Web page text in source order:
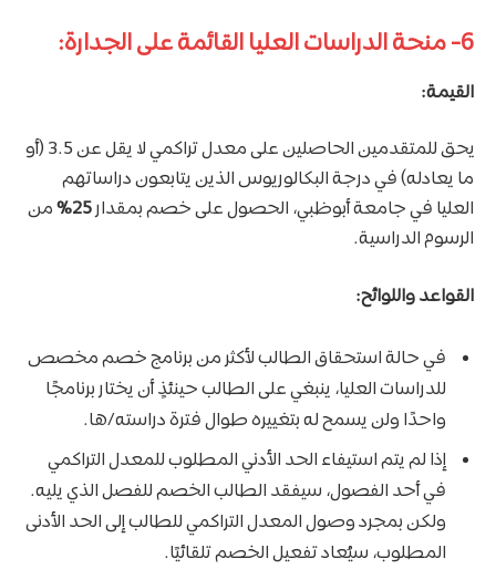
6- منحة الدراسات العليا القائمة على الجدارة:
القيمة:
يحق للمتقدمين الحاصلين على معدل تراكمي لا يقل عن 3.5 (أو
ما يعادله) في درجة البكالوريوس الذين يتابعون دراساتهم
العليا في جامعة أبوظبي، الحصول على خصم بمقدار25%
من
الرسوم الدراسية.
القواعد واللوائح:
في حالة استحقاق الطالب لأكثر من برنامج خصم مخصص
للدراسات العليا، ينبغي على الطالب حينئذٍ أن يختار برنامجًا
واحدًا ولن يسمح له بتغييره طوال فترة دراسته/ها.
إذا لم يتم استيفاء الحد الأدني المطلوب للمعدل التراكمي
في أحد الفصول، سيفقد الطالب الخصم للفصل الذي يليه.
ولكن بمجرد وصول المعدل التراكمي للطالب إلى الحد الأدنى
المطلوب، سيُعاد تفعيل الخصم تلقائيًا.